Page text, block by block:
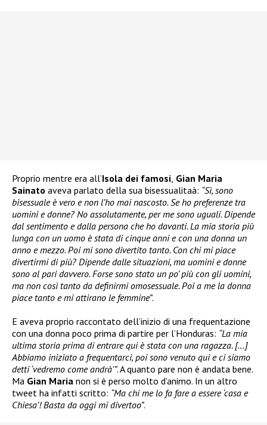
Proprio mentre era all’Isola dei famosi Gian Maria
Sainato aveva parlato della sua bisessualitaà: “Sì, sono
bisessuale è vero e non l’ho mai nascosto. Se ho preferenze tra
uomini e donne? No assolutamente, per me sono uguali. Dipende
dal sentimento e dalla persona che ho davanti. La mia storia più
lunga con un uomo è stata di cinque anni e con una donna un
anno e mezzo. Poi mi sono divertito tanto. Con chi mi piace
divertirmi di più? Dipende dalle situazioni, ma uomini e donne
sono al pari davvero. Forse sono stato un po’ più con gli uomini,
ma non così tanto da definirmi omosessuale. Poi a me la donna
piace tanto e mi attirano le femmine”.
E aveva proprio raccontato dell’inizio di una frequentazione
con una donna poco prima di partire per l’Honduras: “La mia
ultima storia prima di entrare qui è stata con una ragazza. […]
Abbiamo iniziato a frequentarci, poi sono venuto qui e ci siamo
detti ‘vedremo come andrà'”. A quanto pare non è andata bene.
Ma Gian Maria non si è perso molto d’animo. In un altro
tweet ha infatti scritto: “Ma chi me lo fa fare a essere ‘casa e
Chiesa’! Basta da oggi mi divertoo”.